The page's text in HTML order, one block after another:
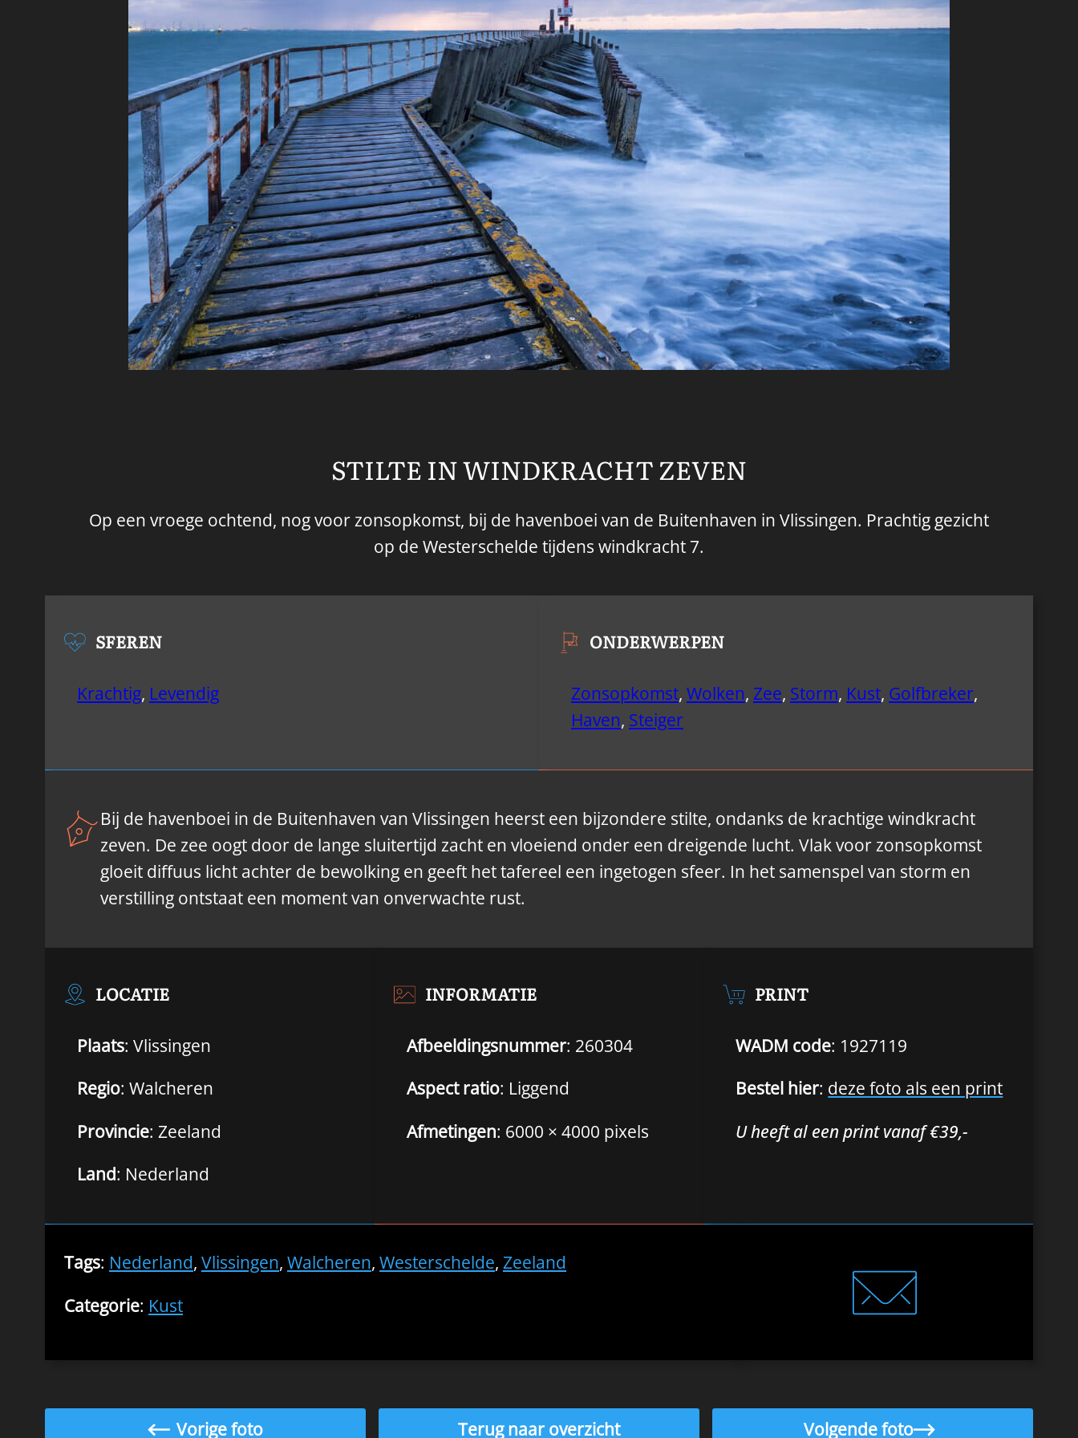
STILTE IN WINDKRACHT ZEVEN
Op een vroege ochtend, nog voor zonsopkomst, bij de havenboei van de Buitenhaven in Vlissingen. Prachtig gezicht
op de Westerschelde tijdens windkracht 7.
SFEREN
Krachtig, Levendig
ONDERWERPEN
Zonsopkomst, Wolken, Zee, Storm, Kust, Golfbreker,
Haven, Steiger
Bij de havenboei in de Buitenhaven van Vlissingen heerst een bijzondere stilte, ondanks de krachtige windkracht
zeven. De zee oogt door de lange sluitertijd zacht en vloeiend onder een dreigende lucht. Vlak voor zonsopkomst
gloeit diffuus licht achter de bewolking en geeft het tafereel een ingetogen sfeer. In het samenspel van storm en
verstilling ontstaat een moment van onverwachte rust.
LOCATIE
Plaats: Vlissingen
Regio: Walcheren
Provincie: Zeeland
Land: Nederland
INFORMATIE
Afbeeldingsnummer: 260304
Aspect ratio: Liggend
Afmetingen: 6000 × 4000 pixels
PRINT
WADM code: 1927119
Bestel hier: deze foto als een print
U heeft al een print vanaf €39,-
Tags: Nederland, Vlissingen, Walcheren, Westerschelde, Zeeland
Categorie: Kust
Vorige foto Terug naar overzicht Volgende foto